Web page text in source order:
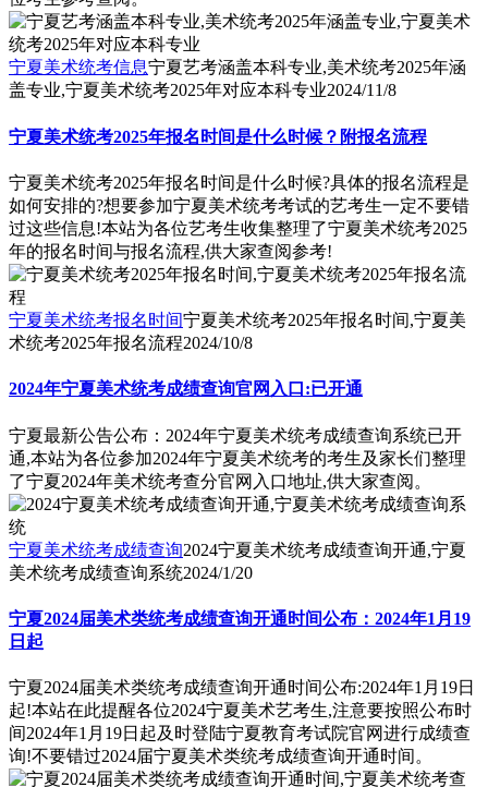
宁夏美术统考信息宁夏艺考涵盖本科专业,美术统考2025年涵
盖专业,宁夏美术统考2025年对应本科专业2024/11/8
宁夏美术统考2025年报名时间是什么时候？附报名流程
宁夏美术统考2025年报名时间是什么时候?具体的报名流程是
如何安排的?想要参加宁夏美术统考考试的艺考生一定不要错
过这些信息!本站为各位艺考生收集整理了宁夏美术统考2025
年的报名时间与报名流程,供大家查阅参考!
宁夏美术统考报名时间宁夏美术统考2025年报名时间,宁夏美
术统考2025年报名流程2024/10/8
2024年宁夏美术统考成绩查询官网入口:已开通
宁夏最新公告公布：2024年宁夏美术统考成绩查询系统已开
通,本站为各位参加2024年宁夏美术统考的考生及家长们整理
了宁夏2024年美术统考查分官网入口地址,供大家查阅。
宁夏美术统考成绩查询2024宁夏美术统考成绩查询开通,宁夏
美术统考成绩查询系统2024/1/20
宁夏2024届美术类统考成绩查询开通时间公布：2024年1月19
日起
宁夏2024届美术类统考成绩查询开通时间公布:2024年1月19日
起!本站在此提醒各位2024宁夏美术艺考生,注意要按照公布时
间2024年1月19日起及时登陆宁夏教育考试院官网进行成绩查
询!不要错过2024届宁夏美术类统考成绩查询开通时间。